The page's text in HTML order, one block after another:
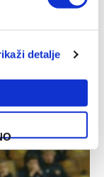
detalje
Bosne i
u